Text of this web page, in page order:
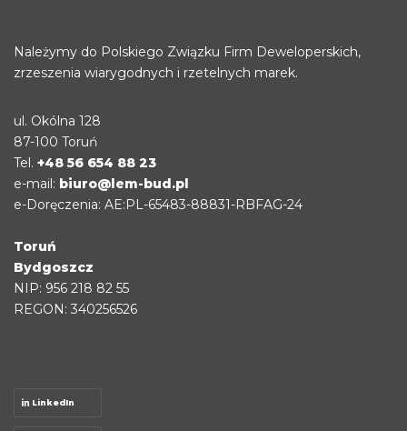
Należymy do Polskiego Związku Firm Deweloperskich,
zrzeszenia wiarygodnych i rzetelnych marek.
ul. Okólna 128
87-100 Toruń
Tel. +48 56 654 88 23
e-mail: biuro@lem-bud.pl
e-Doręczenia: AE:PL-65483-88831-RBFAG-24
Toruń
Bydgoszcz
NIP: 956 218 82 55
REGON: 340256526
LinkedIn